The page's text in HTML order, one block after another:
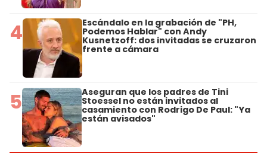
4 Escándalo en la grabación de "PH,
Podemos Hablar" con Andy
Kusnetzoff: dos invitadas se cruzaron
frente a cámara
5 Aseguran que los padres de Tini
Stoessel no están invitados al
casamiento con Rodrigo De Paul: "Ya
están avisados"